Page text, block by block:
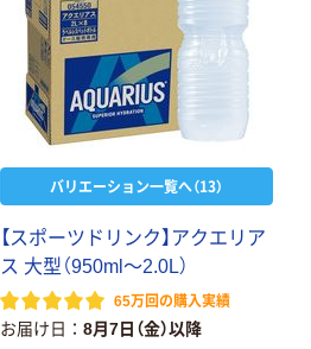
バリエーション一覧へ（13）
【スポーツドリンク】アクエリア
ス 大型（950ml～2.0L）
65万回の購入実績
お届け日 8月7日（金）以降